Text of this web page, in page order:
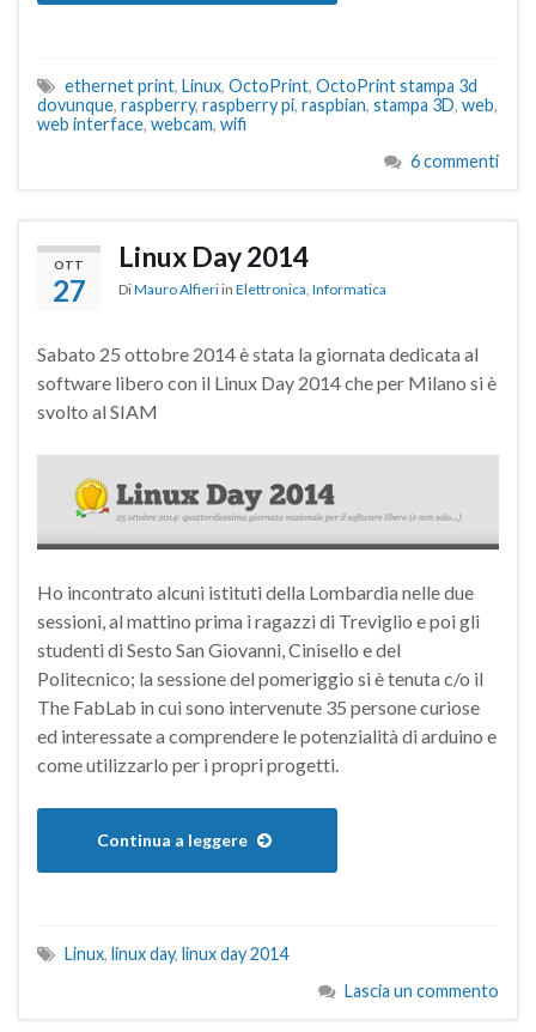
ethernet print, Linux, OctoPrint, OctoPrint stampa 3d
dovunque, raspberry, raspberry pi, raspbian, stampa 3D, web,
web interface, webcam, wifi
6 commenti
OTT
27
Linux Day 2014
DiMauro Alfieri in Elettronica, Informatica
Sabato 25 ottobre 2014 è stata la giornata dedicata al
software libero con il Linux Day 2014 che per Milano si è
svolto al SIAM
Ho incontrato alcuni istituti della Lombardia nelle due
sessioni, al mattino prima i ragazzi di Treviglio e poi gli
studenti di Sesto San Giovanni, Cinisello e del
Politecnico; la sessione del pomeriggio si è tenuta c/o il
The FabLab in cui sono intervenute 35 persone curiose
ed interessate a comprendere le potenzialità di arduino e
come utilizzarlo per i propri progetti.
Continua a leggere
Linux, linux day, linux day 2014
Lascia un commento